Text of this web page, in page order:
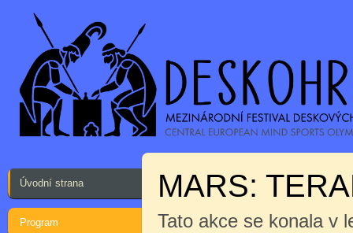
Úvodní strana
Program
MARS:
Tato akce se konala v